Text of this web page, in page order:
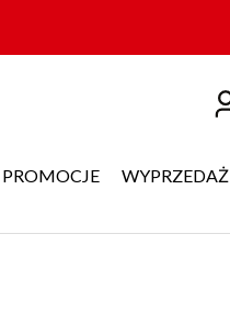
PROMOCJE WYPRZEDAŻ